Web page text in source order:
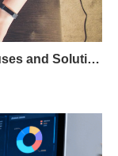
Why My Essay Is Detected as AI: Causes and Solutions